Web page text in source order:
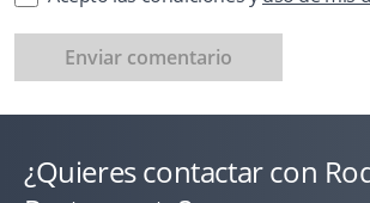
Enviar comentario
¿Quieres contactar con